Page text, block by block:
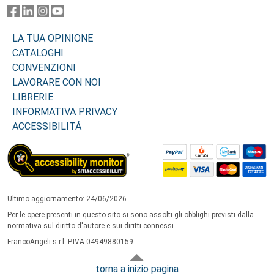
LA TUA OPINIONE
CATALOGHI
CONVENZIONI
LAVORARE CON NOI
LIBRERIE
INFORMATIVA PRIVACY
ACCESSIBILITÁ
Ultimo aggiornamento: 24/06/2026
Per le opere presenti in questo sito si sono assolti gli obblighi previsti dalla
normativa sul diritto d'autore e sui diritti connessi.
FrancoAngeli s.r.l. P.IVA 04949880159
torna a inizio pagina